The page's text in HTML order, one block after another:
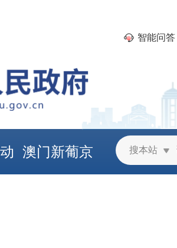
智能问答
搜本站
澳门新葡京